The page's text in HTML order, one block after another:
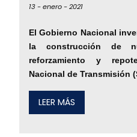
13 -enero -2021
El Gobierno Nacional
la construcción de
reforzamiento y
Nacional de Transmisión
LEER MÁS